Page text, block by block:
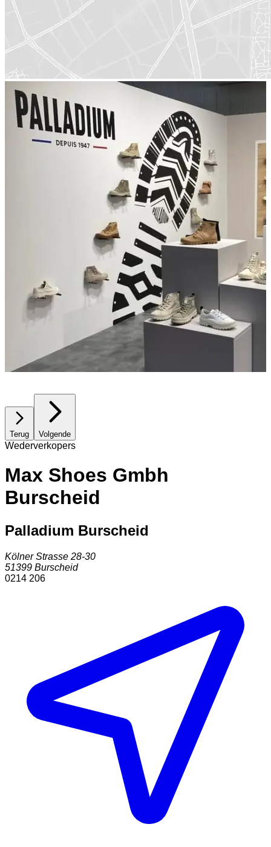
Terug Volgende
Wederverkopers
Max Shoes Gmbh
Burscheid
Palladium Burscheid
Kölner Strasse 28-30
51399 Burscheid
0214 206